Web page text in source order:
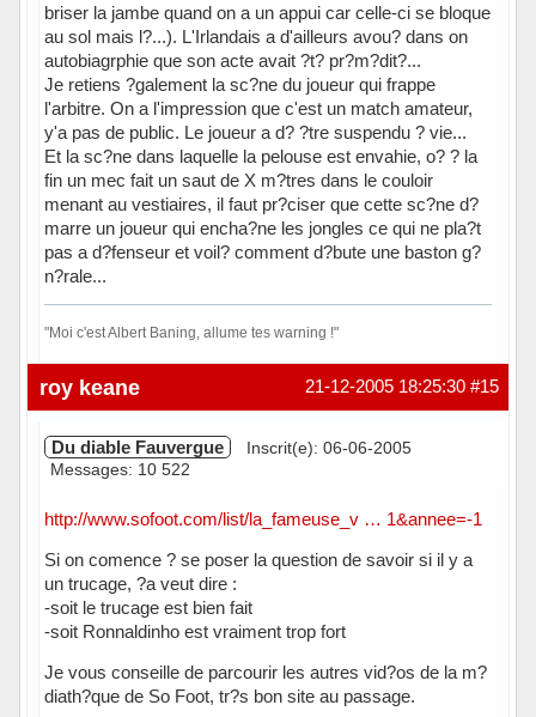
briser la jambe quand on a un appui car celle-ci se bloque
au sol mais l?...). L'Irlandais a d'ailleurs avou? dans on
autobiagrphie que son acte avait ?t? pr?m?dit?...
Je retiens ?galement la sc?ne du joueur qui frappe
l'arbitre. On a l'impression que c'est un match amateur,
y'a pas de public. Le joueur a d? ?tre suspendu ? vie...
Et la sc?ne dans laquelle la pelouse est envahie, o? ? la
fin un mec fait un saut de X m?tres dans le couloir
menant au vestiaires, il faut pr?ciser que cette sc?ne d?
marre un joueur qui encha?ne les jongles ce qui ne pla?t
pas a d?fenseur et voil? comment d?bute une baston g?
n?rale...
"Moi c'est Albert Baning, allume tes warning !"
Hors ligne #15
21-12-2005 18:25:30
roy keane
Du diable Fauvergue
Inscrit(e): 06-06-2005
Messages: 10 522
http://www.sofoot.com/list/la_fameuse_v … 1&annee=-1
Si on comence ? se poser la question de savoir si il y a
un trucage, ?a veut dire :
-soit le trucage est bien fait
-soit Ronnaldinho est vraiment trop fort
Je vous conseille de parcourir les autres vid?os de la m?
diath?que de So Foot, tr?s bon site au passage.